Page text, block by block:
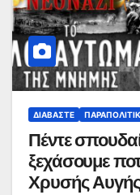
ΔΙΑΒΆΣΤΕ
Πέντε
ξεχάσουμε
Χρυσής Αυγής